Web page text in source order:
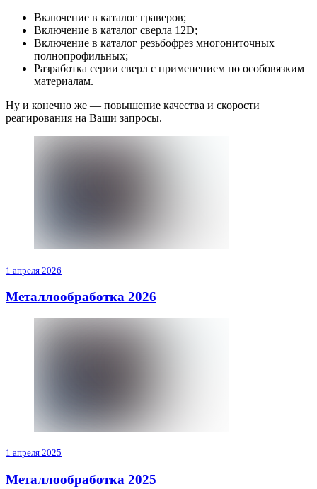
Включение в каталог граверов;
Включение в каталог сверла 12D;
Включение в каталог резьбофрез многониточных
полнопрофильных;
Разработка серии сверл с применением по особовязким
материалам.
Ну и конечно же — повышение качества и скорости
реагирования на Ваши запросы.
1 апреля 2026
Металлообработка 2026
1 апреля 2025
Металлообработка 2025